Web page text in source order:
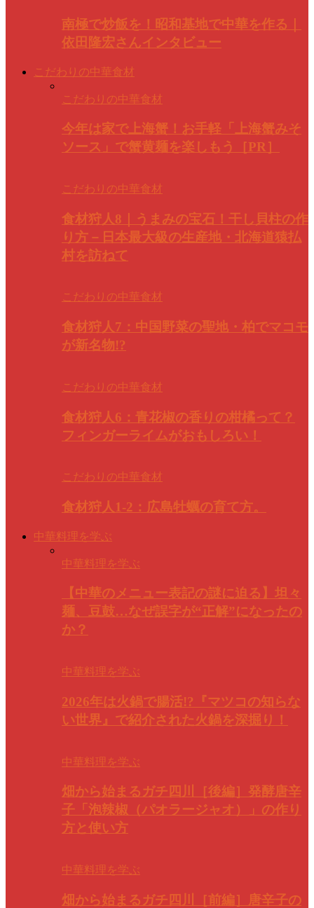
南極で炒飯を！昭和基地で中華を作る｜
依田隆宏さんインタビュー
こだわりの中華食材
こだわりの中華食材
今年は家で上海蟹！お手軽「上海蟹みそ
ソース」で蟹黄麺を楽しもう［PR］
こだわりの中華食材
食材狩人8｜うまみの宝石！干し貝柱の作
り方－日本最大級の生産地・北海道猿払
村を訪ねて
こだわりの中華食材
食材狩人7：中国野菜の聖地・柏でマコモ
が新名物!?
こだわりの中華食材
食材狩人6：青花椒の香りの柑橘って？
フィンガーライムがおもしろい！
こだわりの中華食材
食材狩人1-2：広島牡蠣の育て方。
中華料理を学ぶ
中華料理を学ぶ
【中華のメニュー表記の謎に迫る】坦々
麺、豆鼓…なぜ誤字が“正解”になったの
か？
中華料理を学ぶ
2026年は火鍋で腸活!?『マツコの知らな
い世界』で紹介された火鍋を深掘り！
中華料理を学ぶ
畑から始まるガチ四川［後編］発酵唐辛
子「泡辣椒（パオラージャオ）」の作り
方と使い方
中華料理を学ぶ
畑から始まるガチ四川［前編］唐辛子の